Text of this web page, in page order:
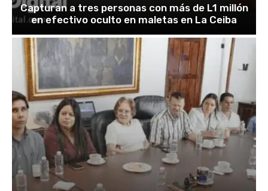
Capturan a tres personas con más de L1 millón
en efectivo oculto en maletas en La Ceiba